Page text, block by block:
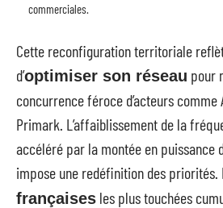
commerciales.
Cette reconfiguration territoriale
d’optimiser son réseau pour
concurrence féroce d’acteurs comme
Primark. L’affaiblissement de la
accéléré par la montée en puissance
impose une redéfinition des priorités.
françaises les plus touchées